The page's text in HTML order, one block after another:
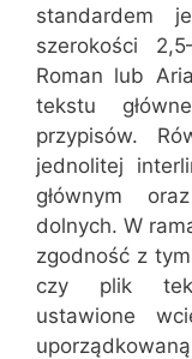
standardem
szerokości
Roman lub
tekstu
przypisów.
jednolitej
głównym
dolnych. W
zgodność z
czy plik
ustawione